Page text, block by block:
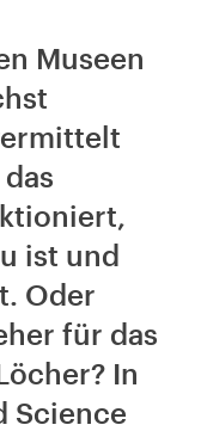
Museen
ist und
Oder
für das
In
Science